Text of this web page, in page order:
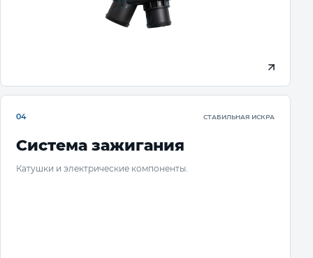
04 СТАБИЛЬНАЯ ИСКРА
Система зажигания
Катушки и электрические компоненты.